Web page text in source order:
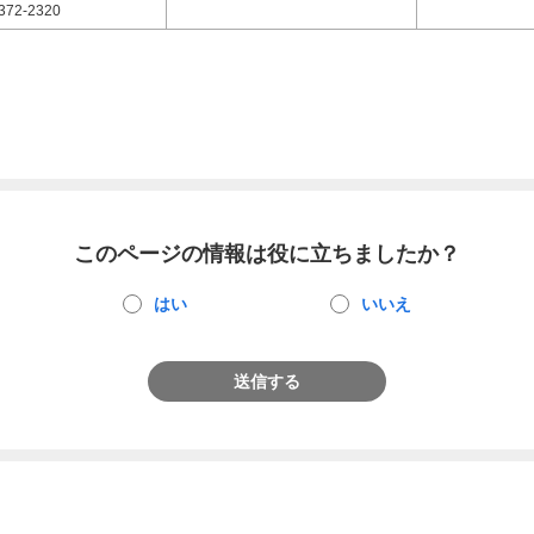
2320
このページの情報は役に立ちましたか？
はい いいえ
送信する